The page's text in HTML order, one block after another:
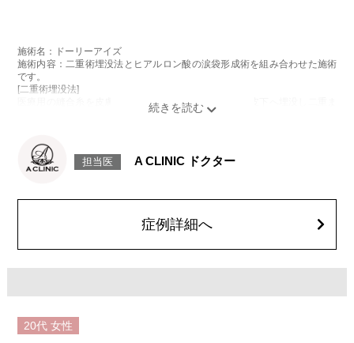
施術名：ドーリーアイズ
施術内容：二重術埋没法とヒアルロン酸の涙袋形成術を組み合わせた施術
です。
[二重術埋没法]
医療用の縫合糸を皮膚から瞼板に通し、結紮した糸を皮下へ埋没し二重ま
施術時間：約15～20分程
リスク、副作用：腫れ、内出血、疼痛、目がごろごろする違和感などが術
症、血管閉塞などが生じることがございます。注入箇所を強く刺激するよ
うなマッサージは1〜2週間ほどお控えください。
費用：モニター価格54,800円(税込)
担当医 A CLINIC ドクター
症例詳細へ
20代 女性